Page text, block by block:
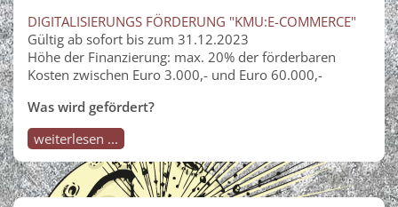
DIGITALISIERUNGS FÖRDERUNG "KMU:E-COMMERCE"
Gültig ab sofort bis zum 31.12.2023
Höhe der Finanzierung: max. 20% der förderbaren
Kosten zwischen Euro 3.000,- und Euro 60.000,-
Was wird gefördert?
weiterlesen ...